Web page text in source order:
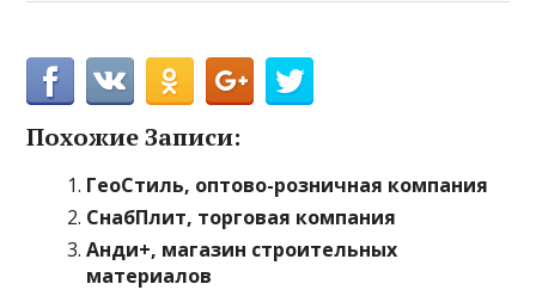
Похожие Записи:
ГеоСтиль, оптово-розничная компания
СнабПлит, торговая компания
Анди+, магазин строительных
материалов